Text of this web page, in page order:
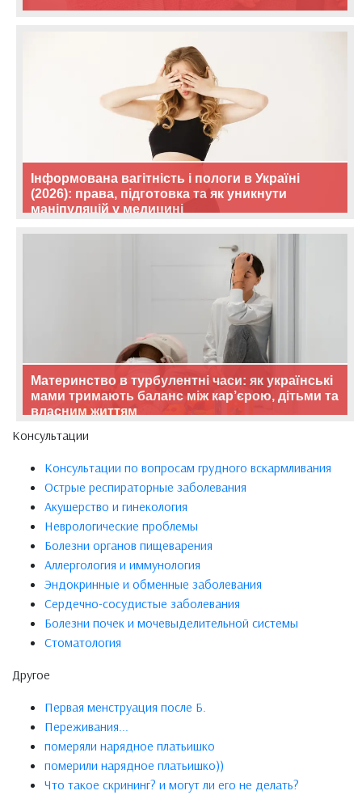
Інформована вагітність і пологи в Україні
(2026): права, підготовка та як уникнути
маніпуляцій у медицині
Материнство в турбулентні часи: як українські
мами тримають баланс між кар’єрою, дітьми та
власним життям
Консультации
Консультации по вопросам грудного вскармливания
Острые респираторные заболевания
Акушерство и гинекология
Неврологические проблемы
Болезни органов пищеварения
Аллергология и иммунология
Эндокринные и обменные заболевания
Сердечно-сосудистые заболевания
Болезни почек и мочевыделительной системы
Стоматология
Другое
Первая менструация после Б.
Переживания...
померяли нарядное платьишко
померили нарядное платьишко))
Что такое скрининг? и могут ли его не делать?